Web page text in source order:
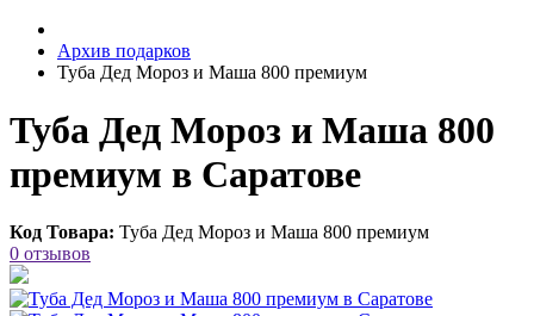
Архив подарков
Туба Дед Мороз и Маша 800 премиум
Туба Дед Мороз и Маша 800
премиум в Саратове
Код Товара: Туба Дед Мороз и Маша 800 премиум
0 отзывов